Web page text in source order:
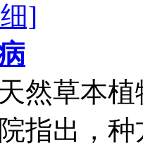
]
然草本
指出，